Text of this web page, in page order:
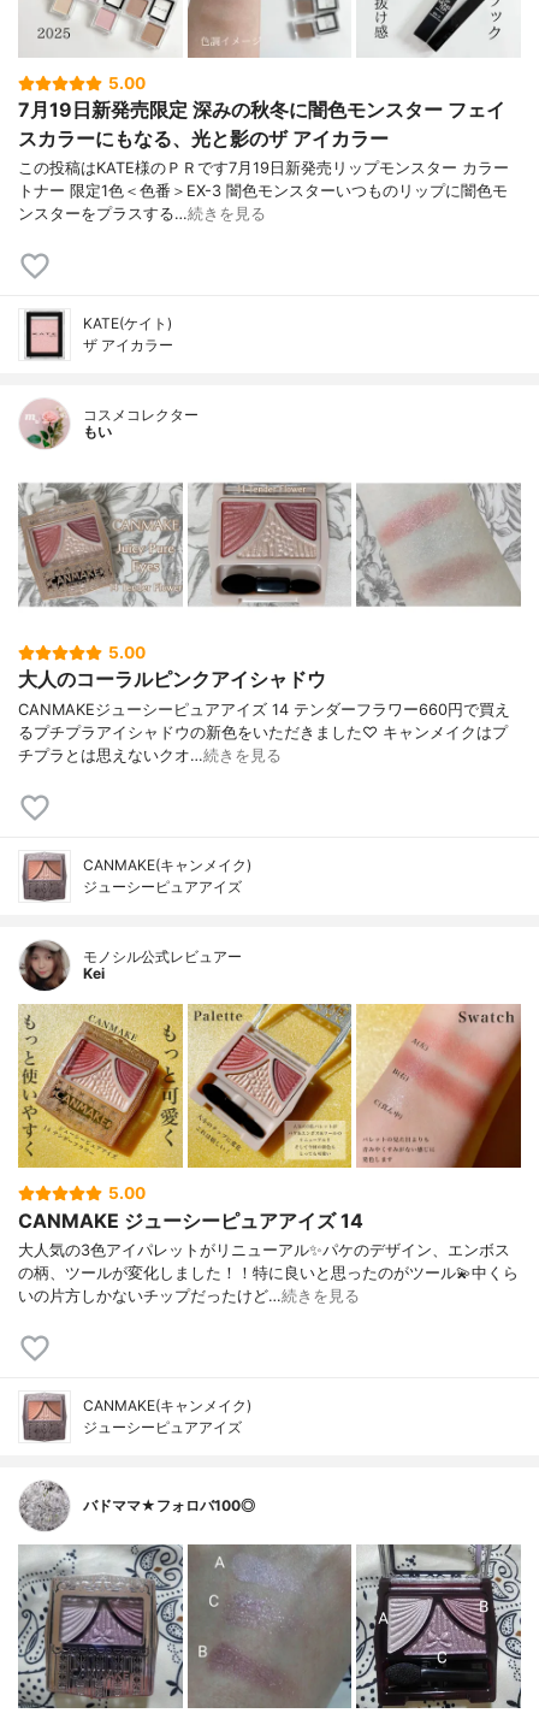
5.00
7月19日新発売限定 深みの秋冬に闇色モンスター フェイ
スカラーにもなる、光と影のザ アイカラー
この投稿はKATE様のＰＲです7月19日新発売リップモンスター カラー
トナー 限定1色＜色番＞EX-3 闇色モンスターいつものリップに闇色モ
ンスターをプラスする…続きを見る
KATE(ケイト)
ザ アイカラー
コスメコレクター
もい
5.00
大人のコーラルピンクアイシャドウ
CANMAKEジューシーピュアアイズ 14 テンダーフラワー660円で買え
るプチプラアイシャドウの新色をいただきました♡ キャンメイクはプ
チプラとは思えないクオ…続きを見る
CANMAKE(キャンメイク)
ジューシーピュアアイズ
モノシル公式レビュアー
Kei
5.00
CANMAKE ジューシーピュアアイズ 14
大人気の3色アイパレットがリニューアル✨パケのデザイン、エンボス
の柄、ツールが変化しました！！特に良いと思ったのがツール💫中くら
いの片方しかないチップだったけど…続きを見る
CANMAKE(キャンメイク)
ジューシーピュアアイズ
バドママ★フォロバ100◎